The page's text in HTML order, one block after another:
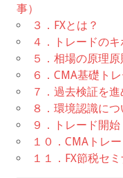
事）
３．FXとは？
４．トレードのキ
５．相場の原理
６．CMA基礎ト
７．過去検証を進
８．環境認識につ
９．トレード開始
１０．CMAトレ
１１．FX節税セ